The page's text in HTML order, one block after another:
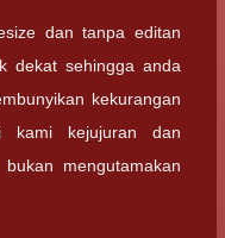
dan tanpa editan
dekat sehingga anda
kekurangan
kami kejujuran dan
mengutamakan